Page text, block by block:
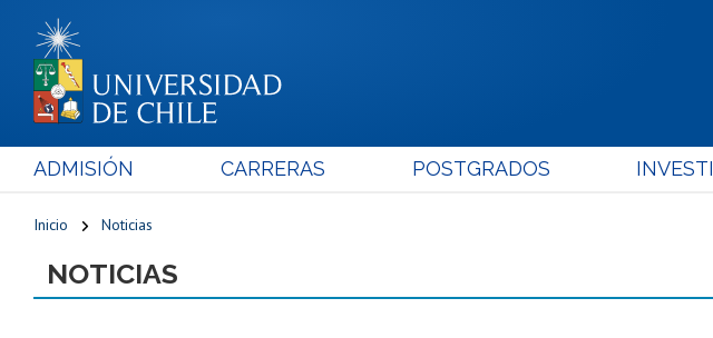
ADMISIÓN CARRERAS POSTGRADOS
Inicio Noticias
NOTICIAS